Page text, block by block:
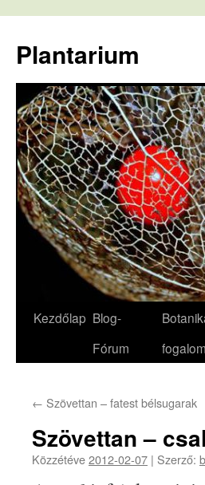
tartalomba
Plantarium
Kezdőlap Blog-
Fórum
← Szövettan – fatest bélsugarak
Szövettan –
Közzétéve2012-02-07 | Szerző: